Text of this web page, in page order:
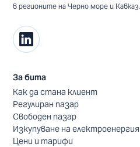
в регионите на Черно море и Кавказ.
За бита
Как да стана клиент
Регулиран пазар
Свободен пазар
Изкупуване на електроенергия
Цени и тарифи